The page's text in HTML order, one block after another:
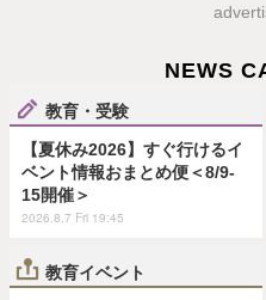
NEWS
教育・受験
【夏休み2026】すぐ行けるイ
ベント情報おまとめ便＜8/9-
15開催＞
2026.8.7 Fri 19:45
教育イベント